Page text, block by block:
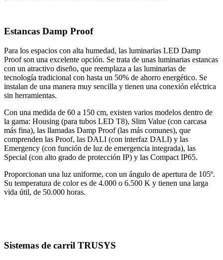
Estancas Damp Proof
Para los espacios con alta humedad, las luminarias LED Damp
Proof son una excelente opción. Se trata de unas luminarias estancas
con un atractivo diseño, que reemplaza a las luminarias de
tecnología tradicional con hasta un 50% de ahorro energético. Se
instalan de una manera muy sencilla y tienen una conexión eléctrica
sin herramientas.
Con una medida de 60 a 150 cm, existen varios modelos dentro de
la gama: Housing (para tubos LED T8), Slim Value (con carcasa
más fina), las llamadas Damp Proof (las más comunes), que
comprenden las Proof, las DALI (con interfaz DALI) y las
Emergency (con función de luz de emergencia integrada), las
Special (con alto grado de protección IP) y las Compact IP65.
Proporcionan una luz uniforme, con un ángulo de apertura de 105º.
Su temperatura de color es de 4.000 o 6.500 K y tienen una larga
vida útil, de 50.000 horas.
Sistemas de carril TRUSYS